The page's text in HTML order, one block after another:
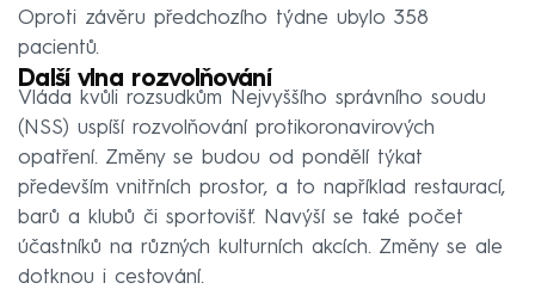
Oproti závěru předchozího týdne ubylo 358
pacientů.
Další vlna rozvolňování
Vláda kvůli rozsudkům Nejvyššího správního soudu
(NSS) uspíší rozvolňování protikoronavirových
opatření. Změny se budou od pondělí týkat
především vnitřních prostor, a to například restaurací,
barů a klubů či sportovišť. Navýší se také počet
účastníků na různých kulturních akcích. Změny se ale
dotknou i cestování.